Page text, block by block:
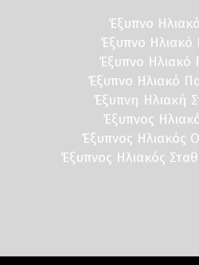
Έξυπνο
Έξυπνο Ηλιακό
Έξυπνο Ηλιακό
Έξυπνο Ηλιακό
Έξυπνη Ηλιακή
Έξυπνος
Έξυπνος Ηλιακός
Έξυπνος Ηλιακός